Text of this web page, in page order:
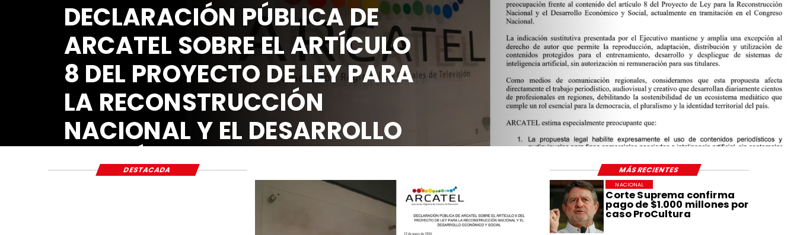
DECLARACIÓN PÚBLICA DE
ARCATEL SOBRE EL ARTÍCULO
8 DEL PROYECTO DE LEY PARA
LA RECONSTRUCCIÓN
NACIONAL Y EL DESARROLLO
ECONÓMICO Y SOCIAL
Corte Suprema confirma
pago de $1.000 millones por
caso ProCultura
NACIONAL
DESTACADA MÁS RECIENTES